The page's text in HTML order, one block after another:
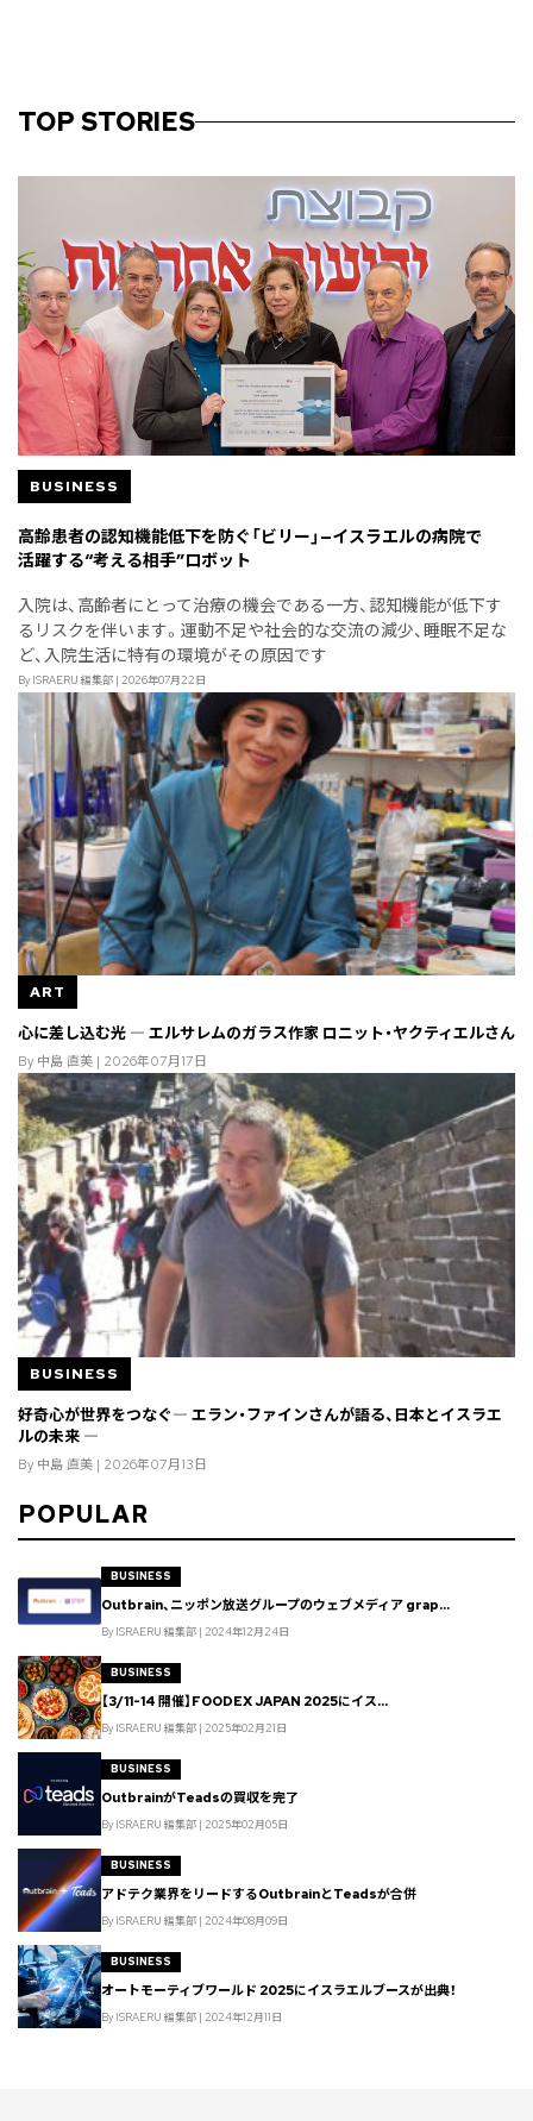
TOP STORIES
ART
心に差し込む光 ― エルサレムのガラス作家 ロニット・ヤクティエルさん
By 中島 直美 | 2026年07月17日
BUSINESS
好奇心が世界をつなぐ― エラン・ファインさんが語る、日本とイスラエ
ルの未来 ―
By 中島 直美 | 2026年07月13日
BUSINESS
高齢患者の認知機能低下を防ぐ「ビリー」—イスラエルの病院で
活躍する“考える相手”ロボット
入院は、高齢者にとって治療の機会である一方、認知機能が低下す
るリスクを伴います。運動不足や社会的な交流の減少、睡眠不足な
ど、入院生活に特有の環境がその原因です
By ISRAERU 編集部 | 2026年07月22日
POPULAR
BUSINESS
Outbrain、ニッポン放送グループのウェブメディア grap...
By ISRAERU 編集部 | 2024年12月24日
BUSINESS
【3/11-14 開催】FOODEX JAPAN 2025にイス...
By ISRAERU 編集部 | 2025年02月21日
BUSINESS
OutbrainがTeadsの買収を完了
By ISRAERU 編集部 | 2025年02月05日
BUSINESS
アドテク業界をリードするOutbrainとTeadsが合併
By ISRAERU 編集部 | 2024年08月09日
BUSINESS
オートモーティブワールド 2025にイスラエルブースが出典！
By ISRAERU 編集部 | 2024年12月11日